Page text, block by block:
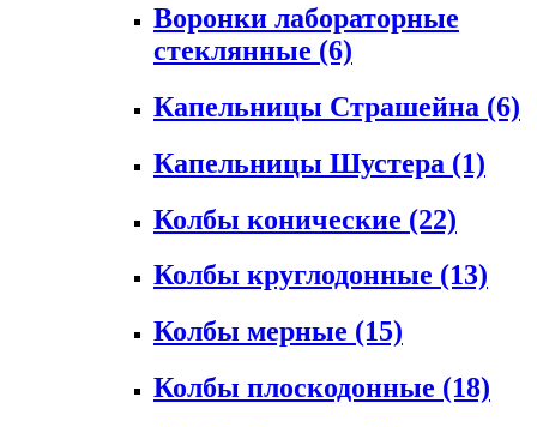
Воронки лабораторные
стеклянные (6)
Капельницы Страшейна (6)
Капельницы Шустера (1)
Колбы конические (22)
Колбы круглодонные (13)
Колбы мерные (15)
Колбы плоскодонные (18)